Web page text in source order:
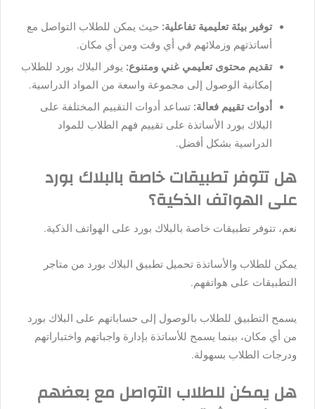
توفير بيئة تعليمية تفاعلية: حيث يمكن للطلاب التواصل مع
أساتذتهم وزملائهم في أي وقت ومن أي مكان.
تقديم محتوى تعليمي غني ومتنوع: يوفر البلاك بورد للطلاب
إمكانية الوصول إلى مجموعة واسعة من المواد الدراسية.
أدوات تقييم فعالة: تساعد أدوات التقييم المختلفة على
البلاك بورد الأساتذة على تقييم فهم الطلاب للمواد
الدراسية بشكل أفضل.
هل تتوفر تطبيقات خاصة بالبلاك بورد
على الهواتف الذكية؟
نعم، تتوفر تطبيقات خاصة بالبلاك بورد على الهواتف الذكية.
يمكن للطلاب والأساتذة تحميل تطبيق البلاك بورد من متاجر
التطبيقات على هواتفهم.
يسمح التطبيق للطلاب بالوصول إلى حساباتهم على البلاك بورد
من أي مكان، بينما يسمح للأساتذة بإدارة واجباتهم واختباراتهم
ودرجات الطلاب بسهولة.
هل يمكن للطلاب التواصل مع بعضهم